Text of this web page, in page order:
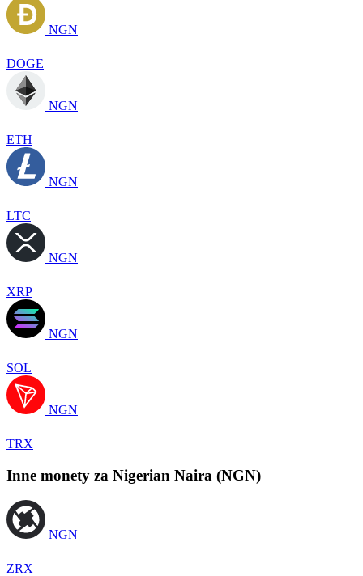
NGN
DOGE
NGN
ETH
NGN
LTC
NGN
XRP
NGN
SOL
NGN
TRX
Inne monety za Nigerian Naira (NGN)
NGN
ZRX